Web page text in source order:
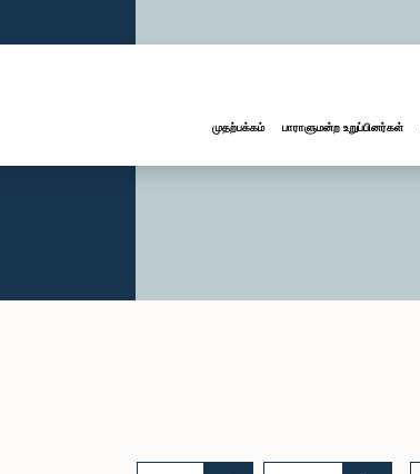
முதற்பக்கம் பாராளுமன்ற உறுப்பினர்கள்